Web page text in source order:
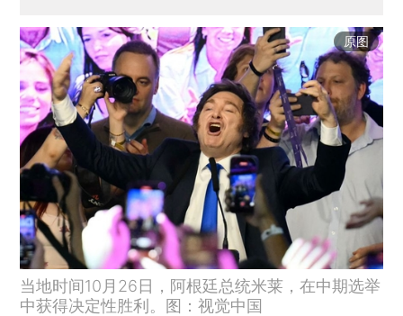
原图
当地时间10月26日，阿根廷总统米莱，在中期选举
中获得决定性胜利。图：视觉中国